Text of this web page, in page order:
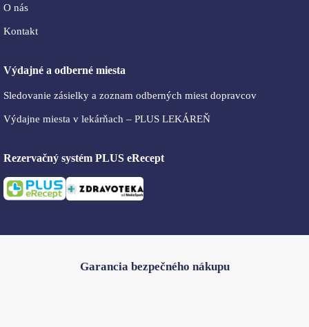
O nás
Kontakt
Výdajné a odberné miesta
Sledovanie zásielky a zoznam odberných miest dopravcov
Výdajne miesta v lekárňach – PLUS LEKÁREŇ
Rezervačný systém PLUS eRecept
Garancia bezpečného nákupu